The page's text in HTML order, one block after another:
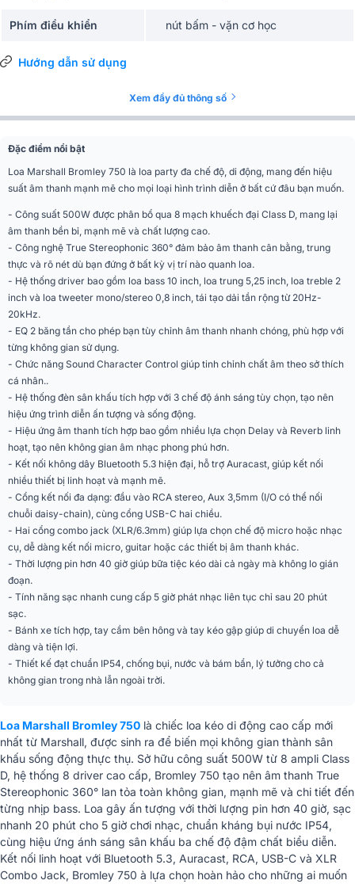
Phím điều khiển nút bấm - vặn cơ học
Ứng dụng mở rộng
loa Auracast
Chống nước
IP54
Kết nối
Ứng dụng điều khiển
trên điện thoại
Phân khúc Cao cấp
Công suất tổng 500W (8 ampli Class D)
Cấu trúc loa
2 Woofer 10” - 150W, 2 Mid 5.25” -
0.8” - 14W
Dải tần
Mức âm thanh tối đa 127 dB SPL @ 1m
Kiểu loa Hệ kín (Closed system)
Công nghệ âm thanh True Stereophonic 360°
Hiệu ứng âm thanh
EQ / Sound Control
2 băng tần Bass – Treble, Sound
Character Control
Bluetooth
5.3 (SBC, AAC, LC3, Auracast,
Multipoint)
Cổng kết nối
3.5mm AUX In/Out, USB-C
Phạm vi Bluetooth
Pin LiFePO₄ 92Wh, tháo rời, sạc nhanh
Sạc nhanh
Sạc đầy 3,5 giờ
Nguồn điện 100-240V AC, 50/60Hz
Chống nước/bụi IP54
Màu sắc Black & Brass
Ánh sáng 3 chế độ + Strobe
Hướng dẫn sử dụng
Xem đầy đủ thông số
Đặc điểm nổi bật
Loa Marshall Bromley 750 là loa party đa chế độ, di động, mang đến hiệu
suất âm thanh mạnh mẽ cho mọi loại hình trình diễn ở bất cứ đâu bạn muốn.
- Công suất 500W được phân bổ qua 8 mạch khuếch đại Class D, mang lại
âm thanh bền bỉ, mạnh mẽ và chất lượng cao.
- Công nghệ True Stereophonic 360° đảm bảo âm thanh cân bằng, trung
thực và rõ nét dù bạn đứng ở bất kỳ vị trí nào quanh loa.
- Hệ thống driver bao gồm loa bass 10 inch, loa trung 5,25 inch, loa treble 2
inch và loa tweeter mono/stereo 0,8 inch, tái tạo dải tần rộng từ 20Hz-
20kHz.
- EQ 2 băng tần cho phép bạn tùy chỉnh âm thanh nhanh chóng, phù hợp với
từng không gian sử dụng.
- Chức năng Sound Character Control giúp tinh chỉnh chất âm theo sở thích
cá nhân..
- Hệ thống đèn sân khấu tích hợp với 3 chế độ ánh sáng tùy chọn, tạo nên
hiệu ứng trình diễn ấn tượng và sống động.
- Hiệu ứng âm thanh tích hợp bao gồm nhiều lựa chọn Delay và Reverb linh
hoạt, tạo nên không gian âm nhạc phong phú hơn.
- Kết nối không dây Bluetooth 5.3 hiện đại, hỗ trợ Auracast, giúp kết nối
nhiều thiết bị linh hoạt và mạnh mẽ.
- Cổng kết nối đa dạng: đầu vào RCA stereo, Aux 3,5mm (I/O có thể nối
chuỗi daisy-chain), cùng cổng USB-C hai chiều.
- Hai cổng combo jack (XLR/6.3mm) giúp lựa chọn chế độ micro hoặc nhạc
cụ, dễ dàng kết nối micro, guitar hoặc các thiết bị âm thanh khác.
- Thời lượng pin hơn 40 giờ giúp bữa tiệc kéo dài cả ngày mà không lo gián
đoạn.
- Tính năng sạc nhanh cung cấp 5 giờ phát nhạc liên tục chỉ sau 20 phút
sạc.
- Bánh xe tích hợp, tay cầm bên hông và tay kéo gập giúp di chuyển loa dễ
dàng và tiện lợi.
- Thiết kế đạt chuẩn IP54, chống bụi, nước và bám bẩn, lý tưởng cho cả
không gian trong nhà lẫn ngoài trời.
Loa Marshall Bromley 750 là chiếc loa kéo di động cao cấp mới
nhất từ Marshall, được sinh ra để biến mọi không gian thành sân
khấu sống động thực thụ. Sở hữu công suất 500W từ 8 ampli Class
D, hệ thống 8 driver cao cấp, Bromley 750 tạo nên âm thanh True
Stereophonic 360° lan tỏa toàn không gian, mạnh mẽ và chi tiết đến
từng nhịp bass. Loa gây ấn tượng với thời lượng pin hơn 40 giờ, sạc
nhanh 20 phút cho 5 giờ chơi nhạc, chuẩn kháng bụi nước IP54,
cùng hiệu ứng ánh sáng sân khấu ba chế độ đậm chất biểu diễn.
Kết nối linh hoạt với Bluetooth 5.3, Auracast, RCA, USB-C và XLR
Combo Jack, Bromley 750 à lựa chọn hoàn hảo cho những ai muốn